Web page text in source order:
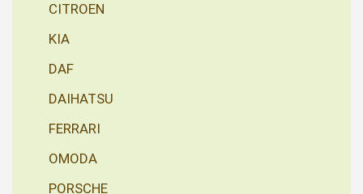
CITROEN
KIA
DAF
DAIHATSU
FERRARI
OMODA
PORSCHE